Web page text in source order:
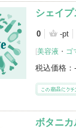
シェイ
0 -pt
[美容液 ・ ゴ
税込価格：
ボタニカ